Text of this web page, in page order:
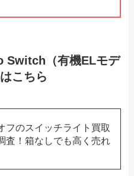
Switch（有機ELモデ
こちら
フのスイッチライト買取
査！箱なしでも高く売れ